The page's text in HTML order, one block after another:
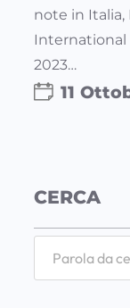
note in Italia,
International
2023…
11
CERCA